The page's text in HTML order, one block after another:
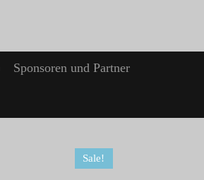
Sponsoren und Partner
Sale!